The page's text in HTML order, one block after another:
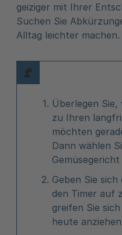
geiziger mit Ihrer
Suchen Sie
Alltag leichter machen.
Überlegen
zu Ihren
möchten
Dann wählen
Geben Sie
den Timer auf
greifen Sie
heute